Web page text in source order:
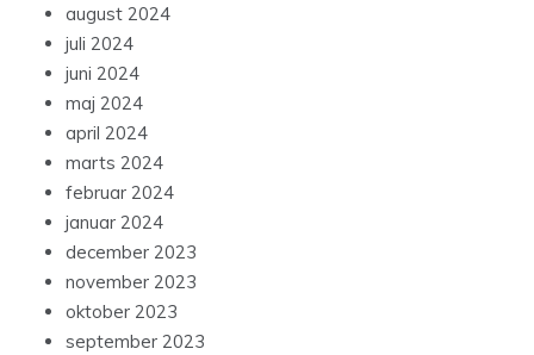
august 2024
juli 2024
juni 2024
maj 2024
april 2024
marts 2024
februar 2024
januar 2024
december 2023
november 2023
oktober 2023
september 2023